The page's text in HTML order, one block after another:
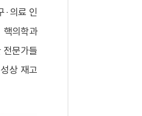
·의료 인
핵의학과
전문가들
상 재고